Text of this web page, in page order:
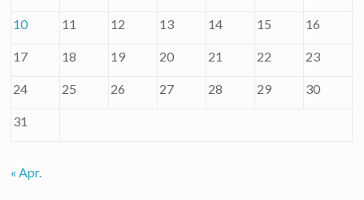
10 11 12 13 14 15 16
17 18 19 20 21 22 23
24 25 26 27 28 29 30
31
« Apr.